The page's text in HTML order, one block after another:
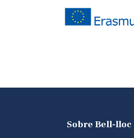
Sobre Bell-lloc